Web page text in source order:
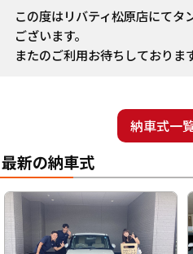
この度はリバティ松原店にてタ
ございます。
またのご利用お待ちしておりま
納車式一
最新の納車式